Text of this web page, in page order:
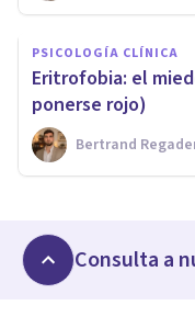
PSICOLOGÍA CLÍNICA
Eritrofobia: el
ponerse rojo)
Bertrand
Consulta a